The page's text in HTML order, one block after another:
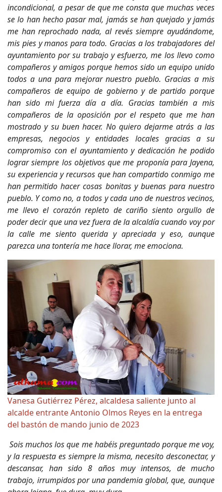
incondicional, a pesar de que me consta que muchas veces
se lo han hecho pasar mal, jamás se han quejado y jamás
me han reprochado nada, al revés siempre ayudándome,
mis pies y manos para todo. Gracias a los trabajadores del
ayuntamiento por su trabajo y esfuerzo, me los llevo como
compañeros y amigos porque hemos sido un equipo unido
todos a una para mejorar nuestro pueblo. Gracias a mis
compañeros de equipo de gobierno y de partido porque
han sido mi fuerza día a día. Gracias también a mis
compañeros de la oposición por el respeto que me han
mostrado y su buen hacer. No quiero dejarme atrás a las
empresas, negocios y entidades locales gracias a su
compromiso con el ayuntamiento y dedicación he podido
lograr siempre los objetivos que me proponía para Jayena,
su experiencia y recursos que han compartido conmigo me
han permitido hacer cosas bonitas y buenas para nuestro
pueblo. Y como no, a todos y cada uno de nuestros vecinos,
me llevo el corazón repleto de cariño siento orgullo de
poder decir que una vez fuera de la alcaldía cuando voy por
la calle me siento querida y apreciada y eso, aunque
parezca una tontería me hace llorar, me emociona.
Vanesa Gutiérrez Pérez, alcaldesa saliente junto al
alcalde entrante Antonio Olmos Reyes en la entrega
del bastón de mando junio de 2023
Sois muchos los que me habéis preguntado porque me voy,
y la respuesta es siempre la misma, necesito desconectar, y
descansar, han sido 8 años muy intensos, de mucho
trabajo, irrumpidos por una pandemia global, que, aunque